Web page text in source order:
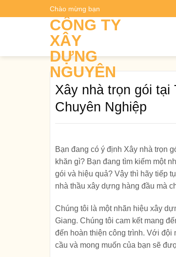
to
Chào mừng bạn
CÔNG TY
XÂY
DỰNG
NGUYÊN
Xây nhà trọn gói
Chuyên Nghiệp
Bạn đang có ý định Xây nhà trọn
khăn gì? Bạn đang tìm kiếm một
gói và hiệu quả? Vậy thì hãy tiếp
nhà thầu xây dựng hàng đầu mà
Chúng tôi là một nhãn hiệu xây
Giang. Chúng tôi cam kết mang
đến hoàn thiện công trình. Với đội
cầu và mong muốn của bạn sẽ